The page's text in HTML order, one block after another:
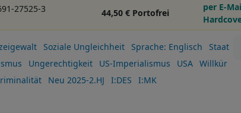
27525-3 44,50 € Portofrei
per E-
Soziale Ungleichheit Sprache: Englisch
Staat
Ungerechtigkeit US-Imperialismus USA
Willkür
Neu 2025-2.HJ I:DES I:MK